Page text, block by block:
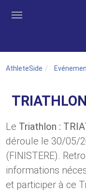
AthleteSide
Le Triathlon :
déroule le 30/05/
(FINISTERE).
informations
et participer à ce